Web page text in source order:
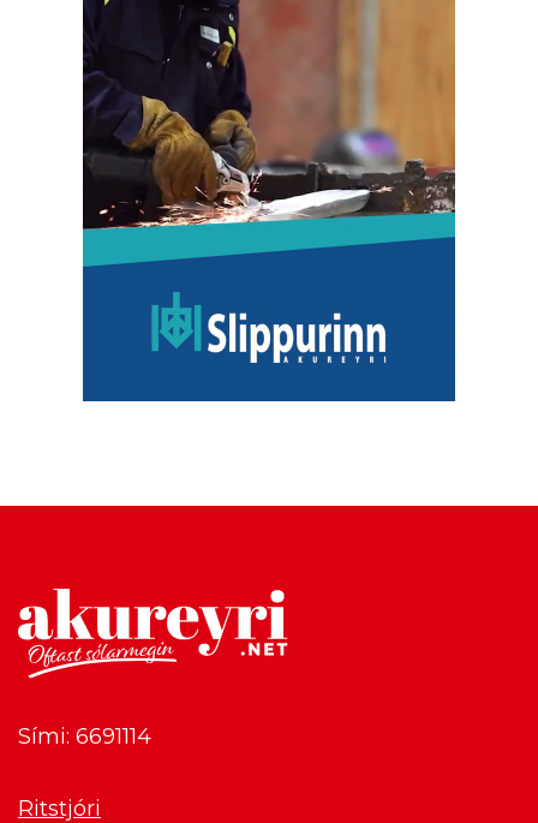
Sími: 6691114
Ritstjóri